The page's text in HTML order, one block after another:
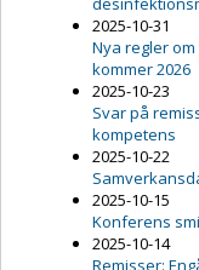
2025-10-31
Nya regler
kommer 2026
2025-10-23
Svar på
kompetens
2025-10-22
2025-10-15
Konferens
2025-10-14
Remisser: